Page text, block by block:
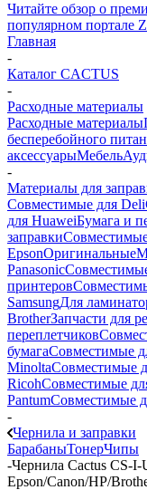
Читайте обзор о
популярном портале
Главная
-
Каталог CACTUS
-
Расходные материалы
Расходные материалы
бесперебойного
аксессуарыМебель
-
Материалы для
Совместимые для Deli
для HuaweiБумага и
заправки
EpsonОригинальные
Panasonic
принтеров
SamsungДля
BrotherЗапчасти для
переплетчиков
бумагаСовместимые
MinoltaСовместимые
RicohСовместимые
PantumСовместимые
-
Чернила и заправки
БарабаныТонерЧипы
-Чернила Cactus CS-
Epson/Canon/HP/